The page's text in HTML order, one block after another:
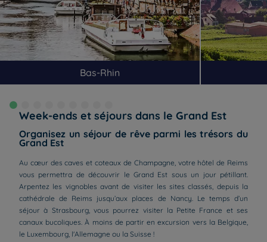
Bas-Rhin
Week-ends et séjours dans le Grand Est
Organisez un séjour de rêve parmi les trésors du
Grand Est
Au cœur des caves et coteaux de Champagne, votre hôtel de Reims
vous permettra de découvrir le Grand Est sous un jour pétillant.
Arpentez les vignobles avant de visiter les sites classés, depuis la
cathédrale de Reims jusqu’aux places de Nancy. Le temps d’un
séjour à Strasbourg, vous pourrez visiter la Petite France et ses
canaux bucoliques. À moins de partir en excursion vers la Belgique,
le Luxembourg, l'Allemagne ou la Suisse !